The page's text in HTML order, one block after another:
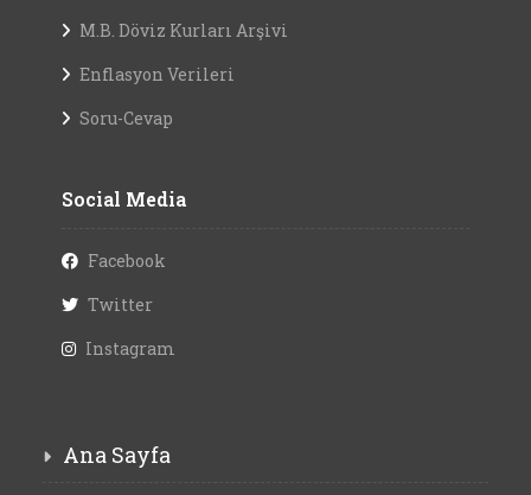
M.B. Döviz Kurları Arşivi
Enflasyon Verileri
Soru-Cevap
Social Media
Facebook
Twitter
Instagram
Ana Sayfa